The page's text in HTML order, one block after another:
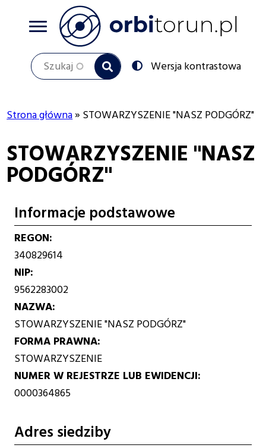
Szukaj
Przełącz
na:
Wersja kontrastowa
nawigacyjna
Strona główna STOWARZYSZENIE "NASZ PODGÓRZ"
STOWARZYSZENIE "NASZ
PODGÓRZ"
Informacje podstawowe
REGON
340829614
NIP
9562283002
NAZWA
STOWARZYSZENIE "NASZ PODGÓRZ"
FORMA PRAWNA
STOWARZYSZENIE
NUMER W REJESTRZE LUB EWIDENCJI
0000364865
Adres siedziby